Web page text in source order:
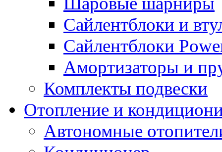
Сайлентблоки и
Сайлентблоки
Амортизаторы и
Комплекты подвески
Отопление и
Автономные